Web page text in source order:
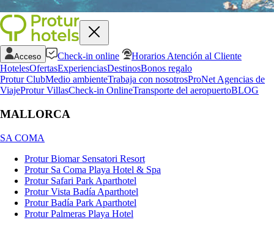
Acceso Check-in online
Horarios Atención al Cliente
HotelesOfertasExperienciasDestinosBonos regalo
Protur ClubMedio ambienteTrabaja con nosotrosProNet Agencias de
ViajeProtur VillasCheck-in OnlineTransporte del aeropuertoBLOG
MALLORCA
SA COMA
Protur Biomar Sensatori Resort
Protur Sa Coma Playa Hotel & Spa
Protur Safari Park Aparthotel
Protur Vista Badía Aparthotel
Protur Badía Park Aparthotel
Protur Palmeras Playa Hotel